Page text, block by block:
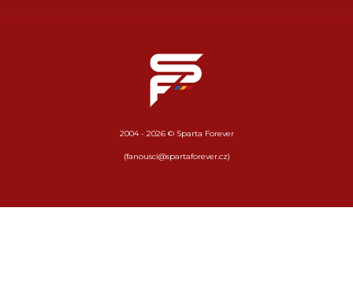
2004 - 2026 © Sparta Forever
(fanousci@spartaforever.cz)